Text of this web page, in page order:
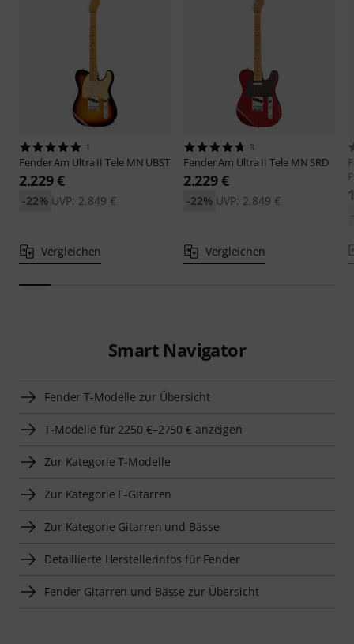
1
FenderAm Ultra II Tele MN UBST
2.229 €
UVP: 2.849 €
-22%
Vergleichen
3
FenderAm Ultra II Tele MN SRD
2.229 €
UVP: 2.849 €
-22%
Vergleichen
Smart Navigator
Fender T-Modelle zur Übersicht
T-Modelle für 2250 €–2750 € anzeigen
Zur Kategorie T-Modelle
Zur Kategorie E-Gitarren
Zur Kategorie Gitarren und Bässe
Detaillierte Herstellerinfos für Fender
Fender Gitarren und Bässe zur Übersicht